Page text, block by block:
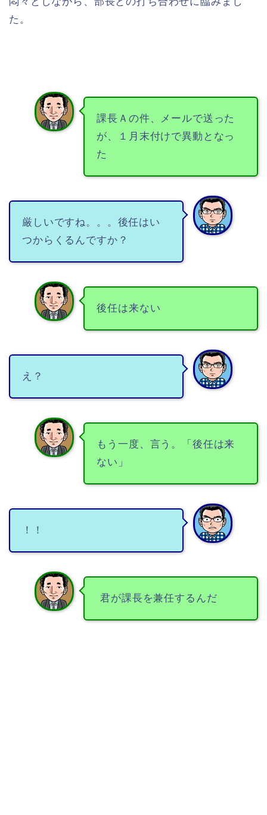
た。
課長Ａの件、メールで送った
が、１月末付けで異動となっ
た
厳しいですね。。。後任はい
つからくるんですか？
後任は来ない
え？
もう一度、言う。「後任は来
ない」
！！
君が課長を兼任するんだ